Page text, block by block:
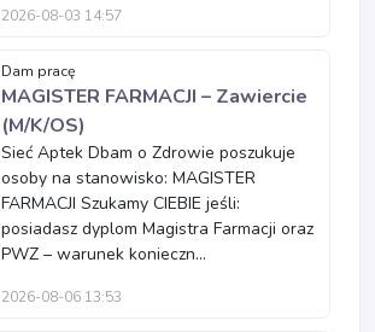
2026-08-03 14:57
Dam pracę
MAGISTER FARMACJI – Zawiercie
(M/K/OS)
Sieć Aptek Dbam o Zdrowie poszukuje
osoby na stanowisko: MAGISTER
FARMACJI Szukamy CIEBIE jeśli:
posiadasz dyplom Magistra Farmacji oraz
PWZ – warunek konieczn...
2026-08-06 13:53